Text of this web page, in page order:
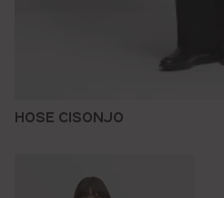
HOSE CISONJO